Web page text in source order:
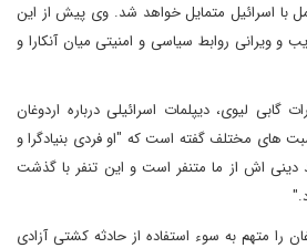
با اسرائیل متمایل خواهد شد. وی پیش از این
و ویرانی روابط سیاسی و امنیتی میان آنکارا و
گابی لیوی، دیپلمات اسرائیلی درباره اردوغان
های مختلف گفته است که "او فردی بنیادگرا و
دینی اش از ما متنفر است و این تنفر با گذشت
را متهم به سوء استفاده از حادثه کشتی آزادی